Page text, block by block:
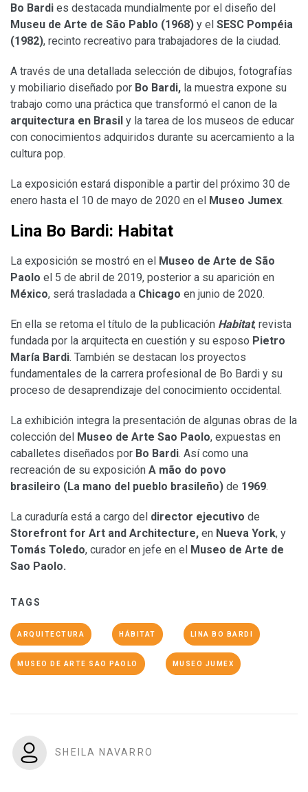
Bo Bardi es destacada mundialmente por el diseño del
Museu de Arte de São Pablo (1968) y el SESC Pompéia
(1982), recinto recreativo para trabajadores de la ciudad.
A través de una detallada selección de dibujos, fotografías
y mobiliario diseñado por Bo Bardi, la muestra expone su
trabajo como una práctica que transformó el canon de la
arquitectura en Brasil y la tarea de los museos de educar
con conocimientos adquiridos durante su acercamiento a la
cultura pop.
La exposición estará disponible a partir del próximo 30 de
enero hasta el 10 de mayo de 2020 en el Museo Jumex.
Lina Bo Bardi: Habitat
La exposición se mostró en el Museo de Arte de São
Paolo el 5 de abril de 2019, posterior a su aparición en
México, será trasladada a Chicago en junio de 2020.
En ella se retoma el título de la publicación Habitat, revista
fundada por la arquitecta en cuestión y su esposo Pietro
María Bardi. También se destacan los proyectos
fundamentales de la carrera profesional de Bo Bardi y su
proceso de desaprendizaje del conocimiento occidental.
La exhibición integra la presentación de algunas obras de la
colección del Museo de Arte Sao Paolo, expuestas en
caballetes diseñados por Bo Bardi. Así como una
recreación de su exposición A mão do povo
brasileiro (La mano del pueblo brasileño) de 1969.
La curaduría está a cargo del director ejecutivo de
Storefront for Art and Architecture, en Nueva York, y
Tomás Toledo, curador en jefe en el Museo de Arte de
Sao Paolo.
TAGS
ARQUITECTURA HÁBITAT LINA BO BARDI
MUSEO DE ARTE SAO PAOLO MUSEO JUMEX
SHEILA NAVARRO